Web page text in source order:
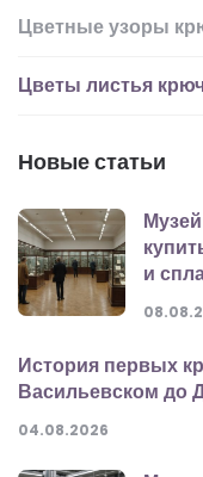
Цветные узоры
Цветы листья
Новые статьи
и
История первых
Васильевском до
04.08.2026